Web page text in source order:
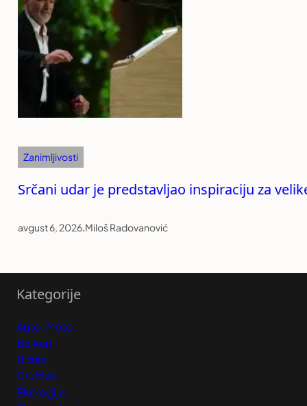
Zanimljivosti
Srčani udar je predstavljao inspiraciju za
avgust 6, 2026.Miloš Radovanović
Kategorije
Auto-Moto
Balkan
Biznis
Društvo
Ekologija